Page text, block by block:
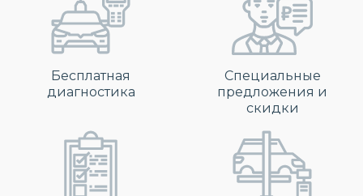
Бесплатная
диагностика
Специальные
предложения и
скидки